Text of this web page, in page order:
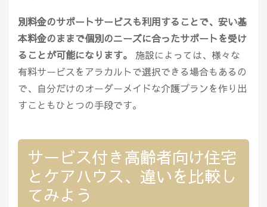
別料金のサポートサービスも利用することで、安い基
本料金のままで個別のニーズに合ったサポートを受け
ることが可能になります。
施設によっては、様々な
有料サービスをアラカルトで選択できる場合もあるの
で、自分だけのオーダーメイドな介護プランを作り出
すこともひとつの手段です。
サービス付き高齢者向け住宅
とケアハウス、違いを比較し
てみよう